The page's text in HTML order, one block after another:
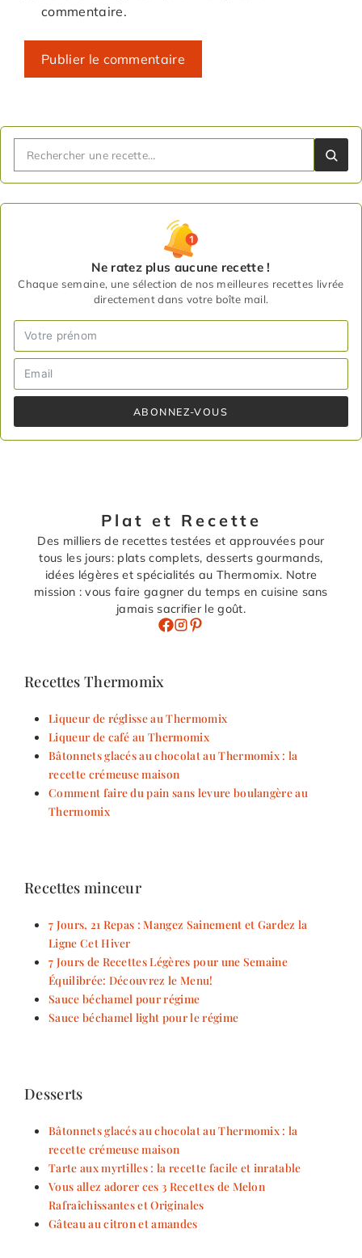
commentaire.
Ne ratez plus aucune recette !
Chaque semaine, une sélection de nos meilleures recettes livrée
directement dans votre boîte mail.
ABONNEZ-VOUS
Plat et Recette
Des milliers de recettes testées et approuvées pour
tous les jours: plats complets, desserts gourmands,
idées légères et spécialités au Thermomix. Notre
mission : vous faire gagner du temps en cuisine sans
jamais sacrifier le goût.
Recettes Thermomix
Liqueur de réglisse au Thermomix
Liqueur de café au Thermomix
Bâtonnets glacés au chocolat au Thermomix : la
recette crémeuse maison
Comment faire du pain sans levure boulangère au
Thermomix
Recettes minceur
7 Jours, 21 Repas : Mangez Sainement et Gardez la
Ligne Cet Hiver
7 Jours de Recettes Légères pour une Semaine
Équilibrée: Découvrez le Menu!
Sauce béchamel pour régime
Sauce béchamel light pour le régime
Desserts
Bâtonnets glacés au chocolat au Thermomix : la
recette crémeuse maison
Tarte aux myrtilles : la recette facile et inratable
Vous allez adorer ces 3 Recettes de Melon
Rafraîchissantes et Originales
Gâteau au citron et amandes